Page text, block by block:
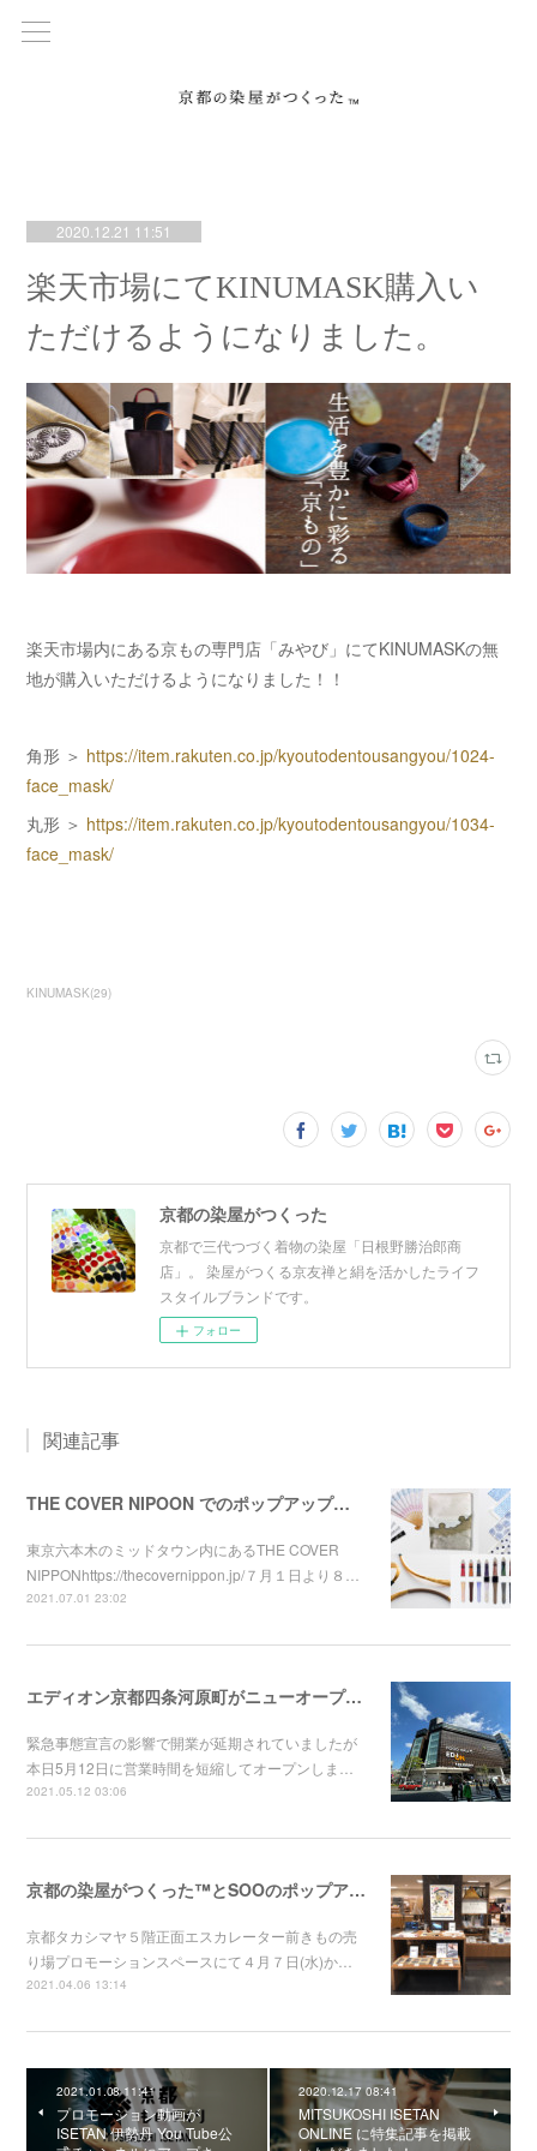
2020.12.21 11:51
楽天市場にてKINUMASK購入い
ただけるようになりました。
楽天市場内にある京もの専門店「みやび」にてKINUMASKの無
地が購入いただけるようになりました！！
角形 ＞ https://item.rakuten.co.jp/kyoutodentousangyou/1024-
face_mask/
丸形 ＞ https://item.rakuten.co.jp/kyoutodentousangyou/1034-
face_mask/
KINUMASK(29)
京都の染屋がつくった
京都で三代つづく着物の染屋「日根野勝治郎商
店」。 染屋がつくる京友禅と絹を活かしたライフ
スタイルブランドです。
フォロー
関連記事
THE COVER NIPOON でのポップアップが始まりました！！
東京六本木のミッドタウン内にあるTHE COVER
NIPPONhttps://thecovernippon.jp/７月１日より８…
2021.07.01 23:02
エディオン京都四条河原町がニューオープンしました！！
緊急事態宣言の影響で開業が延期されていましたが
本日5月12日に営業時間を短縮してオープンしま…
2021.05.12 03:06
京都の染屋がつくった™とSOOのポップアップが京都タカシマヤで明日からスタートです！！
京都タカシマヤ５階正面エスカレーター前きもの売
り場プロモーションスペースにて４月７日(水)か…
2021.04.06 13:14
2021.01.08 11:41
プロモーション動画が
ISETAN 伊勢丹 You Tube公
2020.12.17 08:41
MITSUKOSHI ISETAN
ONLINE に特集記事を掲載